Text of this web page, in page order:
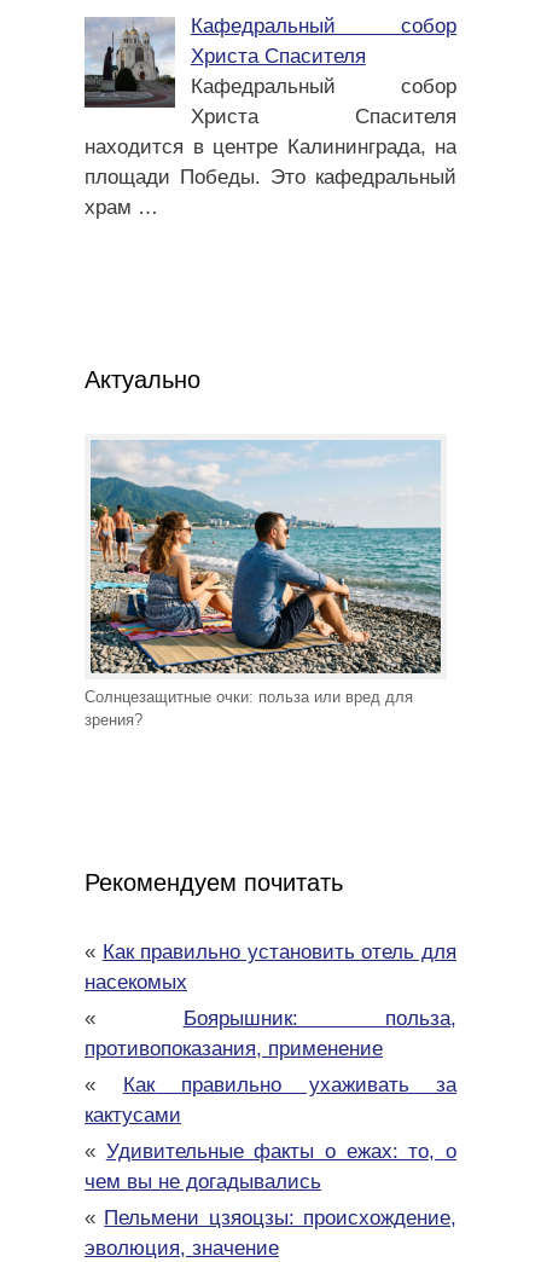
Кафедральный собор
Христа Спасителя
Кафедральный собор
Христа Спасителя
находится в центре Калининграда, на
площади Победы. Это кафедральный
храм …
Актуально
Солнцезащитные очки: польза или вред для
зрения?
Рекомендуем почитать
« Как правильно установить отель для
насекомых
«
Боярышник: польза,
противопоказания, применение
«
Как правильно ухаживать за
кактусами
« Удивительные факты о ежах: то, о
чем вы не догадывались
« Пельмени цзяоцзы: происхождение,
эволюция, значение